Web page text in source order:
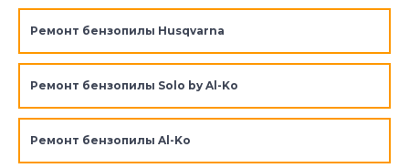
Ремонт бензопилы Husqvarna
Ремонт бензопилы Solo by Al-Ko
Ремонт бензопилы Al-Ko